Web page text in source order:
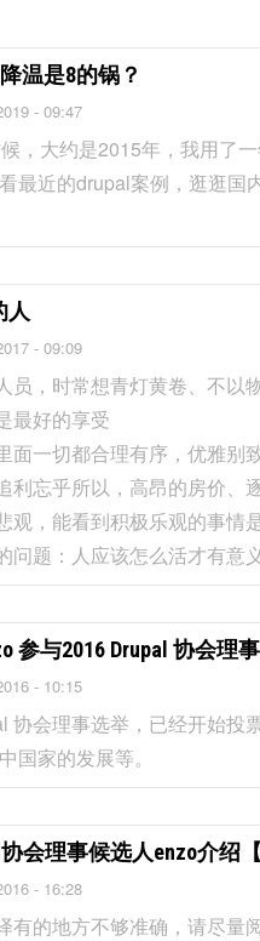
温是8的锅？
- 09:47
，大约是2015年，我用了
最近的drupal案例，逛逛国
人
- 09:09
员，时常想青灯黄卷、不以
最好的享受
面一切都合理有序，优雅别
利忘乎所以，高昂的房价、
观，能看到积极乐观的事情
问题：人应该怎么活才有意
参与2016 Drupal 协会理
- 10:15
协会理事选举，已经开始投
国家的发展等。
会理事候选人enzo介绍【
- 16:28
有的地方不够准确，请尽量